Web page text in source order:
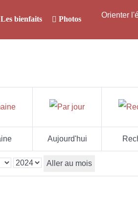
Les bienfaits Photos Orienter
Aujourd'hui
Aller au mois